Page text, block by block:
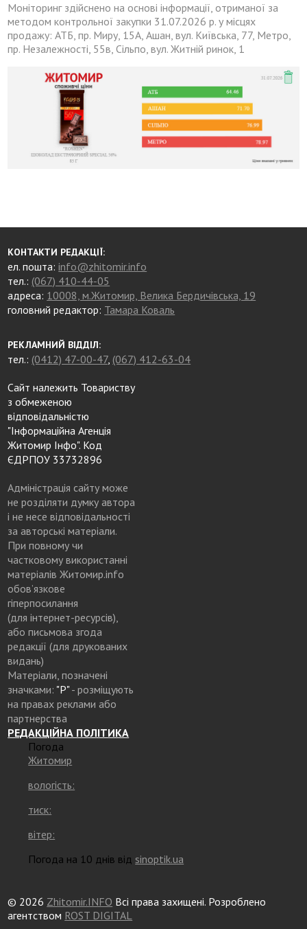
Моніторинг здійснено на основі інформації, отриманої за
методом контрольної закупки 31.07.2026 р. у місцях
продажу: АТБ, пр. Миру, 15А, Ашан, вул. Київська, 77, Метро,
пр. Незалежності, 55в, Сільпо, вул. Житній ринок, 1
КОНТАКТИ РЕДАКЦІЇ:
ел. пошта:info@zhitomir.info
тел.: (067) 410-44-05
адреса: 10008, м.Житомир, Велика Бердичівська, 19
головний редактор: Тамара Коваль
РЕКЛАМНИЙ ВІДДІЛ:
тел.: (0412) 47-00-47, (067) 412-63-04
Сайт належить Товариству
з обмеженою
відповідальністю
"Інформаційна Агенція
Житомир Інфо". Код
ЄДРПОУ 33732896
Адміністрація сайту може
не розділяти думку автора
і не несе відповідальності
за авторські матеріали.
При повному чи
частковому використанні
матеріалів Житомир.info
обов’язкове
гіперпосилання
(для інтернет-ресурсів),
або письмова згода
редакції (для друкованих
видань)
Матеріали, позначені
значками: "Р"- розміщують
на правах реклами або
партнерства
РЕДАКЦІЙНА ПОЛІТИКА
Погода
Житомир
вологість:
тиск:
вітер:
Погода на 10 днів від sinoptik.ua
© 2026 Zhitomir.INFO Всі права захищені. Розроблено
агентством ROST DIGITAL